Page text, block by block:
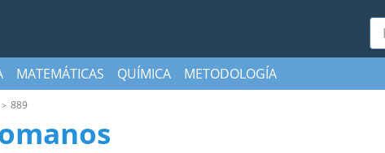
MATEMÁTICAS QUÍMICA METODOLOGÍA
889